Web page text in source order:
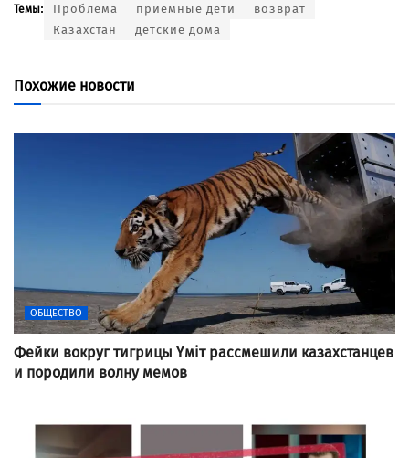
Темы: Проблема приемные дети
возврат
Казахстан
детские дома
Похожие новости
ОБЩЕСТВО
Фейки вокруг тигрицы Үміт рассмешили казахстанцев
и породили волну мемов